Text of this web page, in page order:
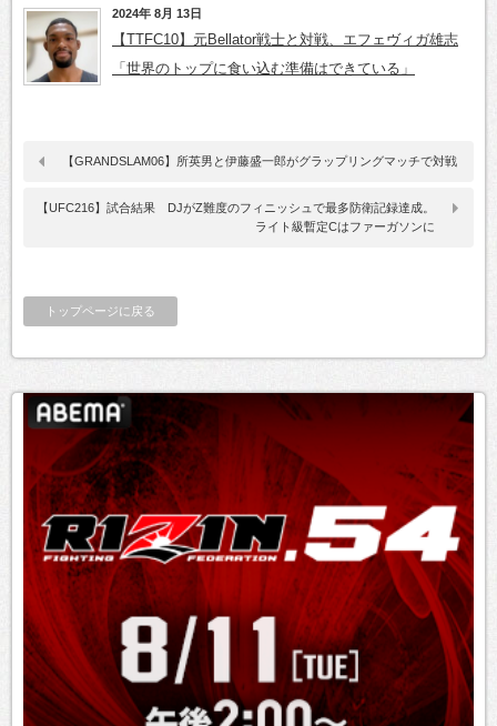
2024年 8月 13日
【TTFC10】元Bellator戦士と対戦、エフェヴィガ雄志
「世界のトップに食い込む準備はできている」
【GRANDSLAM06】所英男と伊藤盛一郎がグラップリングマッチで対戦
【UFC216】試合結果 DJがZ難度のフィニッシュで最多防衛記録達成。
ライト級暫定Cはファーガソンに
トップページに戻る